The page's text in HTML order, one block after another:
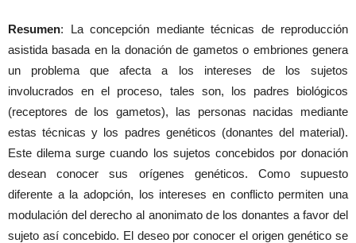
Resumen: La concepción mediante técnicas de reproducción
asistida basada en la donación de gametos o embriones genera
un problema que afecta a los intereses de los sujetos
involucrados en el proceso, tales son, los padres biológicos
(receptores de los gametos), las personas nacidas mediante
estas técnicas y los padres genéticos (donantes del material).
Este dilema surge cuando los sujetos concebidos por donación
desean conocer sus orígenes genéticos. Como supuesto
diferente a la adopción, los intereses en conflicto permiten una
modulación del derecho al anonimato de los donantes a favor del
sujeto así concebido. El deseo por conocer el origen genético se